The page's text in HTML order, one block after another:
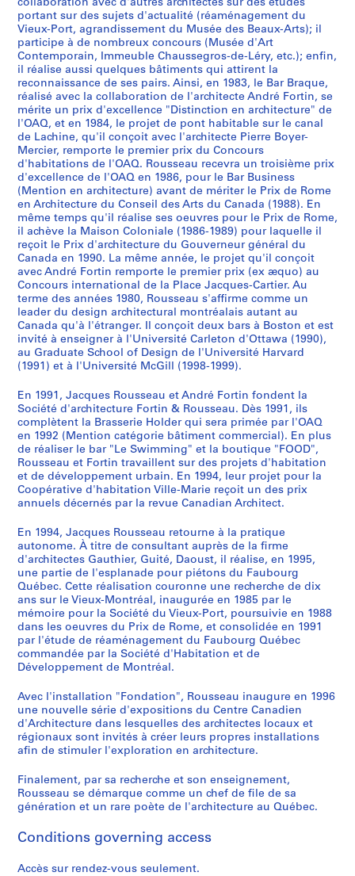
AP066.S2.D4
AP066.S2.D6
-
P
o
r
t
d
e
M
o
n
t
r
é
a
l
,
1
9
8
5
AP066.S2.D12
1
9
8
5
AP066.S2.D13
,
1
9
8
6
AP066.S2.D18
AP066.S2.D29
l
e
s
d
u
C
a
n
a
d
a
,
1
9
9
3
AP066.S2.D34
e
d
e
m
é
t
r
o
,
1
9
9
4
AP066.S2.D37
e
c
,
1
9
9
4
-
1
9
9
5
AP066.S2.D38
l
,
1
9
7
6
AP066.S2.D48
3
AP066.S2.D67
AP066.S2.D73
AP066.S2.D78
u
r
s
n
a
t
i
o
n
a
l
d
e
s
q
u
a
t
r
e
f
o
t
a
i
n
e
s
d
V
i
e
u
x
-
P
o
r
d
e
M
o
t
r
a
-
u
r
s
"
A
r
c
h
i
t
e
c
t
u
r
e
e
n
r
e
l
i
f
"
d
e
l
'
a
c
h
i
f
ê
t
e
-
P
o
j
e
t
'
o
n
m
u
r
s
d
u
M
u
s
é
e
d
'
a
r
t
c
o
n
t
e
m
p
r
a
i
n
d
e
M
n
t
r
é
a
l
,
1
9
4
AP066.S3.D3
u
r
s
m
u
n
i
c
i
p
a
l
p
o
u
r
u
n
é
d
i
f
c
e
à
b
u
r
e
u
-
É
d
i
f
i
c
e
b
u
r
e
u
x
o
a
u
r
s
m
u
n
i
c
i
p
a
l
"
C
h
a
u
s
s
e
g
r
s
-
d
e
-
L
é
y
"
,
1
9
8
7
AP066.S3.D5
n
a
l
C
o
m
p
e
t
i
t
i
o
n
f
o
r
t
h
e
C
a
g
a
r
y
O
l
y
p
i
c
A
r
c
h
e
s
1
9
8
7
1
9
8
u
r
s
i
n
t
e
r
n
a
t
i
o
n
a
l
"
U
n
a
p
o
t
a
p
e
r
V
e
e
z
i
a
"
,
1
9
9
AP066.S3.D7
u
r
s
i
n
t
e
r
n
a
t
i
o
n
a
l
d
e
l
a
P
l
c
e
J
a
c
q
u
s
-
C
a
r
t
i
e
r
1
9
9
0
u
r
s
n
a
t
i
o
n
a
l
"
L
a
r
t
d
e
v
i
v
e
e
n
v
i
l
l
"
,
1
9
9
1
AP066.S3.D9
u
r
s
d
u
M
u
s
é
e
r
é
g
o
n
a
l
d
e
R
i
o
u
s
k
i
,
1
9
2
AP066.S3.D10
e
n
t
p
o
u
r
l
e
s
f
ê
t
e
s
d
u
3
5
0
i
è
e
a
n
n
i
v
e
s
a
i
r
e
d
e
M
o
t
r
é
a
,
1
9
AP066.S3.D11
u
r
s
d
e
l
a
F
a
c
u
l
t
é
d
e
l
'
a
m
é
n
g
e
m
e
n
t
d
l
'
U
n
i
v
e
r
s
t
é
d
e
o
n
r
a
u
r
s
N
o
u
v
e
a
u
C
o
n
o
r
t
d
'
H
y
d
o
-
Q
u
é
b
e
-
U
n
e
p
e
t
i
t
m
a
i
s
n
,
9
7
u
r
s
O
A
Q
-
P
o
n
t
s
h
a
b
i
t
a
b
l
e
s
u
C
a
n
a
l
d
L
a
c
h
i
n
e
,
1
8
4
AP066.S3.D14
d
u
p
r
i
x
d
e
R
o
m
e
,
1
9
8
7
-
1
9
9
0
S
e
r
i
e
s
E
x
p
o
s
i
t
i
o
s
,
1
9
6
-
1
9
6
collaboration avec d'autres architectes sur des études
portant sur des sujets d'actualité (réaménagement du
Vieux-Port, agrandissement du Musée des Beaux-Arts); il
participe à de nombreux concours (Musée d'Art
Contemporain, Immeuble Chaussegros-de-Léry, etc.); enfin,
il réalise aussi quelques bâtiments qui attirent la
reconnaissance de ses pairs. Ainsi, en 1983, le Bar Braque,
réalisé avec la collaboration de l'architecte André Fortin, se
mérite un prix d'excellence "Distinction en architecture" de
l'OAQ, et en 1984, le projet de pont habitable sur le canal
de Lachine, qu'il conçoit avec l'architecte Pierre Boyer-
Mercier, remporte le premier prix du Concours
d'habitations de l'OAQ. Rousseau recevra un troisième prix
d'excellence de l'OAQ en 1986, pour le Bar Business
(Mention en architecture) avant de mériter le Prix de Rome
en Architecture du Conseil des Arts du Canada (1988). En
même temps qu'il réalise ses oeuvres pour le Prix de Rome,
il achève la Maison Coloniale (1986-1989) pour laquelle il
reçoit le Prix d'architecture du Gouverneur général du
Canada en 1990. La même année, le projet qu'il conçoit
avec André Fortin remporte le premier prix (ex æquo) au
Concours international de la Place Jacques-Cartier. Au
terme des années 1980, Rousseau s'affirme comme un
leader du design architectural montréalais autant au
Canada qu'à l'étranger. Il conçoit deux bars à Boston et est
invité à enseigner à l'Université Carleton d'Ottawa (1990),
au Graduate School of Design de l'Université Harvard
(1991) et à l'Université McGill (1998-1999).
En 1991, Jacques Rousseau et André Fortin fondent la
Société d'architecture Fortin & Rousseau. Dès 1991, ils
complètent la Brasserie Holder qui sera primée par l'OAQ
en 1992 (Mention catégorie bâtiment commercial). En plus
de réaliser le bar "Le Swimming" et la boutique "FOOD",
Rousseau et Fortin travaillent sur des projets d'habitation
et de développement urbain. En 1994, leur projet pour la
Coopérative d'habitation Ville-Marie reçoit un des prix
annuels décernés par la revue Canadian Architect.
En 1994, Jacques Rousseau retourne à la pratique
autonome. À titre de consultant auprès de la firme
d'architectes Gauthier, Guité, Daoust, il réalise, en 1995,
une partie de l'esplanade pour piétons du Faubourg
Québec. Cette réalisation couronne une recherche de dix
ans sur le Vieux-Montréal, inaugurée en 1985 par le
mémoire pour la Société du Vieux-Port, poursuivie en 1988
dans les oeuvres du Prix de Rome, et consolidée en 1991
par l'étude de réaménagement du Faubourg Québec
commandée par la Société d'Habitation et de
Développement de Montréal.
Avec l'installation "Fondation", Rousseau inaugure en 1996
une nouvelle série d'expositions du Centre Canadien
d'Architecture dans lesquelles des architectes locaux et
régionaux sont invités à créer leurs propres installations
afin de stimuler l'exploration en architecture.
Finalement, par sa recherche et son enseignement,
Rousseau se démarque comme un chef de file de sa
génération et un rare poète de l'architecture au Québec.
Conditions governing access
Accès sur rendez-vous seulement.